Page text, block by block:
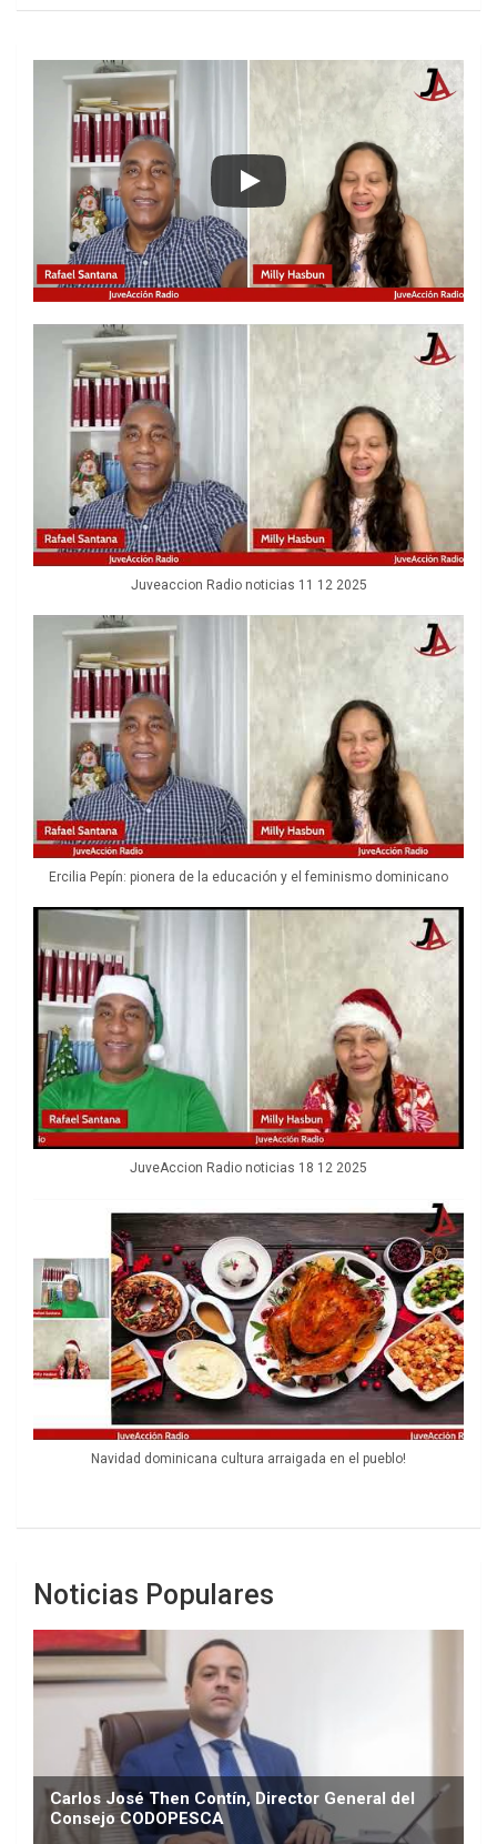
Juveaccion Radio noticias 11 12 2025
Ercilia Pepín: pionera de la educación y el feminismo dominicano
JuveAccion Radio noticias 18 12 2025
Navidad dominicana cultura arraigada en el pueblo!
Noticias Populares